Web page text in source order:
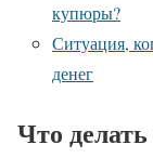
купюры?
Ситуация,
денег
Что